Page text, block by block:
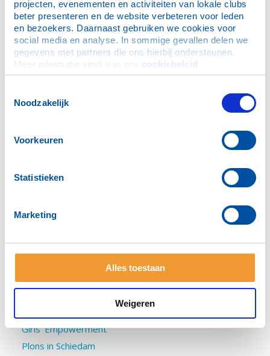
projecten, evenementen en activiteiten van lokale clubs
beter presenteren en de website verbeteren voor leden
en bezoekers. Daarnaast gebruiken we cookies voor
social media en analyse. In sommige gevallen delen we
gegevens met partners die ons hierbij ondersteunen.
Meer informatie vindt u in ons cookiebeleid
Noodzakelijk
Voorkeuren
Statistieken
Marketing
Alles toestaan
Weigeren
Groot Vlaardings Dictee - doe jij weer mee?
Rotary Pulchri Studio Prijs 2025
Beaujolais diner voor TommyTomato
Inpakjesavond RC Vlaardingen
Bridge drive 25 oktober
Letter of Gratitude Oekraïne
Maandbrief november 2024
Nieuws uit Nederland
Kerstbomen voor St. Hulphond
Boterletter- Kerstactie voor alleenstaanden
Kinderkamp Schiermonnikoog
Girls’ Empowerment
Plons in Schiedam